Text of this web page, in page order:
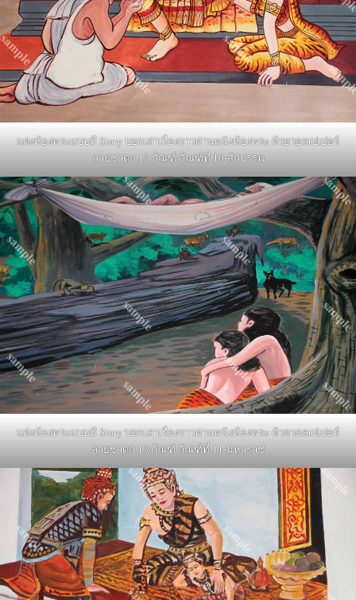
แต่งห้องพระแบบมี Story บอกเล่าเรื่องราวผ่านผนังห้องพระ ด้วยวอลเปเปอร์
ลายชาดก 13 กัณฑ์ กัณฑ์ที่ 10-สักบรรพ
แต่งห้องพระแบบมี Story บอกเล่าเรื่องราวผ่านผนังห้องพระ ด้วยวอลเปเปอร์
ลายชาดก 13 กัณฑ์ กัณฑ์ที่ 11-มหาราช